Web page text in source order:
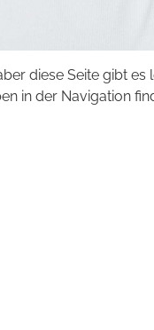
diese Seite gibt
in der Navigation